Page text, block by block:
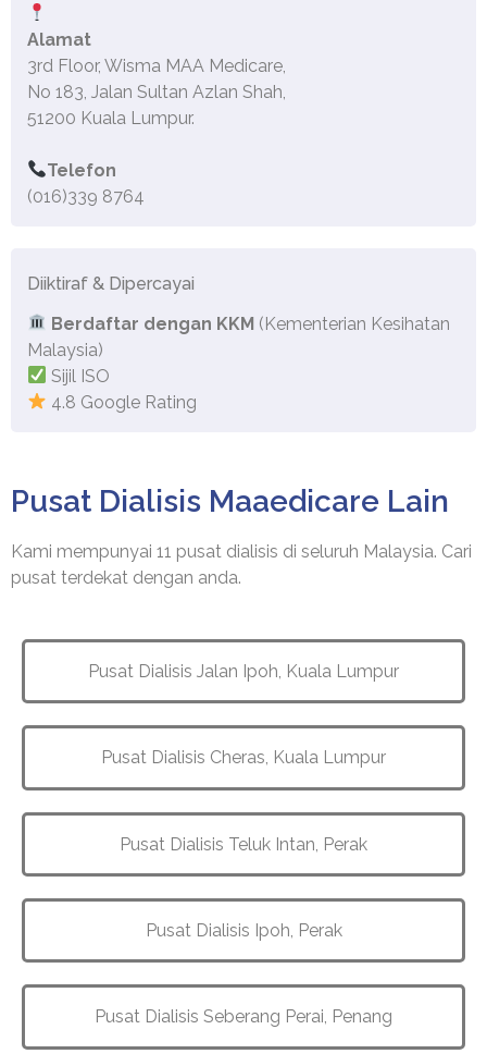
Alamat
3rd Floor, Wisma MAA Medicare,
No 183, Jalan Sultan Azlan Shah,
51200 Kuala Lumpur.
Telefon
(016)339 8764
Diiktiraf & Dipercayai
Berdaftar dengan KKM (Kementerian Kesihatan
Malaysia)
Sijil ISO
4.8 Google Rating
Pusat Dialisis Maaedicare Lain
Kami mempunyai 11 pusat dialisis di seluruh Malaysia. Cari
pusat terdekat dengan anda.
Pusat Dialisis Jalan Ipoh, Kuala Lumpur
Pusat Dialisis Cheras, Kuala Lumpur
Pusat Dialisis Teluk Intan, Perak
Pusat Dialisis Ipoh, Perak
Pusat Dialisis Seberang Perai, Penang